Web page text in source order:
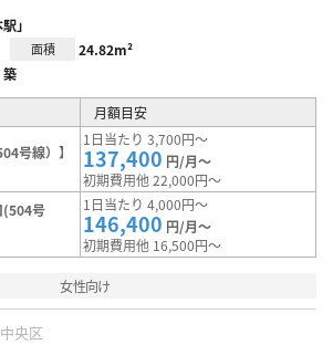
」
面積 24.82m²
築
月額目安
号線）】
1日当たり 3,700円～
137,400 円/月～
初期費用他 22,000円～
(504号
1日当たり 4,000円～
146,400 円/月～
初期費用他 16,500円～
女性向け
央区